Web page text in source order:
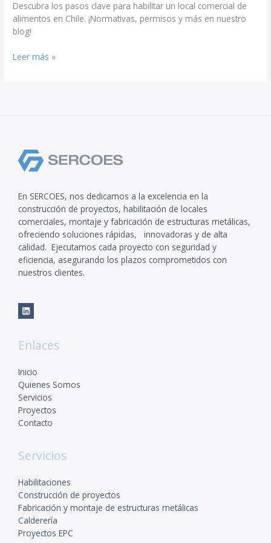
Descubra los pasos clave para habilitar un local comercial de
alimentos en Chile. ¡Normativas, permisos y más en nuestro
blog!
Leer más »
En SERCOES, nos dedicamos a la excelencia en la
construcción de proyectos, habilitación de locales
comerciales, montaje y fabricación de estructuras metálicas,
ofreciendo soluciones rápidas, innovadoras y de alta
calidad. Ejecutamos cada proyecto con seguridad y
eficiencia, asegurando los plazos comprometidos con
nuestros clientes.
Enlaces
Inicio
Quienes Somos
Servicios
Proyectos
Contacto
Servicios
Habilitaciones
Construcción de proyectos
Fabricación y montaje de estructuras metálicas
Calderería
Proyectos EPC